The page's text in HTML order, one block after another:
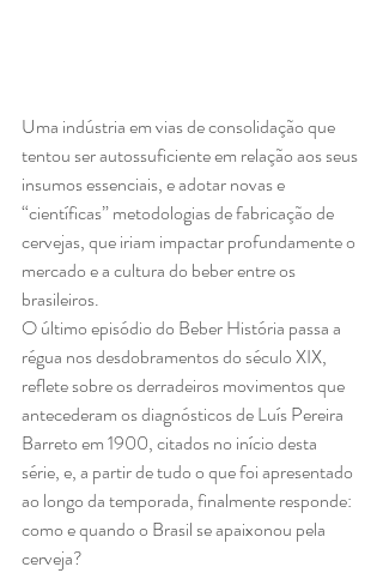
Uma indústria em vias de consolidação que
tentou ser autossuficiente em relação aos seus
insumos essenciais, e adotar novas e
“científicas” metodologias de fabricação de
cervejas, que iriam impactar profundamente o
mercado e a cultura do beber entre os
brasileiros.
O último episódio do Beber História passa a
régua nos desdobramentos do século XIX,
reflete sobre os derradeiros movimentos que
antecederam os diagnósticos de Luís Pereira
Barreto em 1900, citados no início desta
série, e, a partir de tudo o que foi apresentado
ao longo da temporada, finalmente responde:
como e quando o Brasil se apaixonou pela
cerveja?